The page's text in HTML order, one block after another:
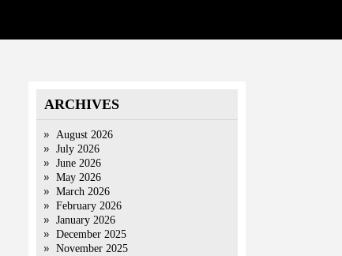
ARCHIVES
August 2026
July 2026
June 2026
May 2026
March 2026
February 2026
January 2026
December 2025
November 2025